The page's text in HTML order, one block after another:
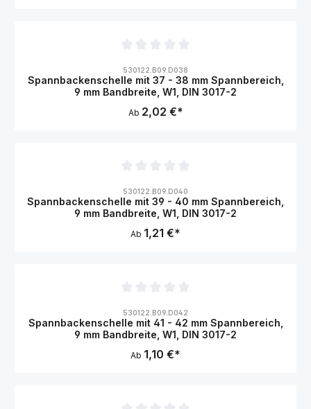
530122.B09.D038
Spannbackenschelle mit 37 - 38 mm Spannbereich,
9 mm Bandbreite, W1, DIN 3017-2
Ab 2,02 €*
530122.B09.D040
Spannbackenschelle mit 39 - 40 mm Spannbereich,
9 mm Bandbreite, W1, DIN 3017-2
Ab 1,21 €*
530122.B09.D042
Spannbackenschelle mit 41 - 42 mm Spannbereich,
9 mm Bandbreite, W1, DIN 3017-2
Ab 1,10 €*